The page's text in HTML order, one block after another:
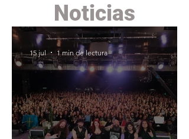
Noticias
15 jul 1 min de lectura